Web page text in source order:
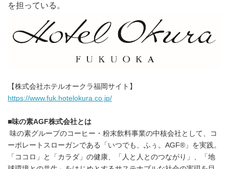
を担っている。
【株式会社ホテルオークラ福岡サイト】
https://www.fuk.hotelokura.co.jp/
■味の素AGF株式会社とは
味の素グループのコーヒー・粉末飲料事業の中核会社として、コ
ーポレートスローガンである「いつでも、ふぅ。AGF®」を実践。
「ココロ」と「カラダ」の健康、「人と人とのつながり」、「地